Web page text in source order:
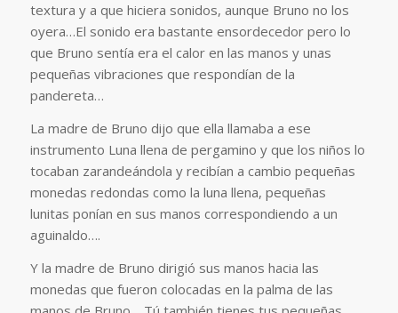
textura y a que hiciera sonidos, aunque Bruno no los
oyera…El sonido era bastante ensordecedor pero lo
que Bruno sentía era el calor en las manos y unas
pequeñas vibraciones que respondían de la
pandereta…
La madre de Bruno dijo que ella llamaba a ese
instrumento Luna llena de pergamino y que los niños lo
tocaban zarandeándola y recibían a cambio pequeñas
monedas redondas como la luna llena, pequeñas
lunitas ponían en sus manos correspondiendo a un
aguinaldo….
Y la madre de Bruno dirigió sus manos hacia las
monedas que fueron colocadas en la palma de las